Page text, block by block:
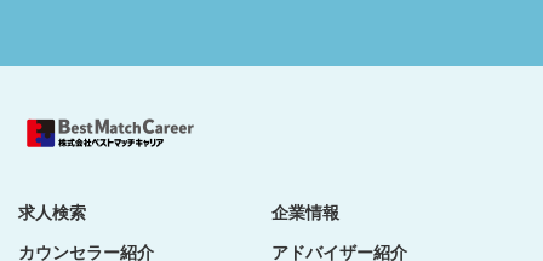
求人検索
企業情報
カウンセラー紹介
アドバイザー紹介